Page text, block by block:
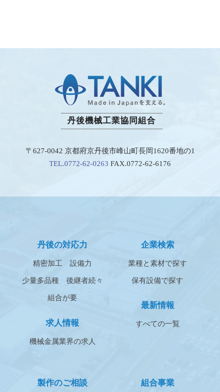
丹後機械工業協同組合
〒627-0042 京都府京丹後市峰山町長岡1620番地の1
TEL.0772-62-0263 FAX.0772-62-6176
丹後の対応力
精密加工 設備力
少量多品種 後継者続々
組合が要
求人情報
機械金属業界の求人
企業検索
業種と素材で探す
保有設備で探す
最新情報
すべての一覧
製作のご相談 組合事業